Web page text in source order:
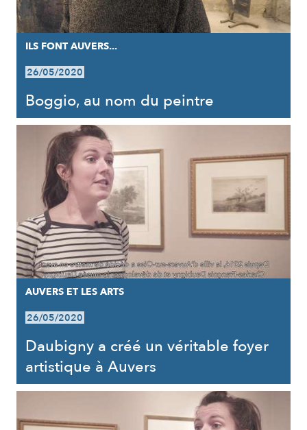
ILS FONT AUVERS...
26/05/2020
Boggio, au nom du peintre
AUVERS ET LES ARTS
26/05/2020
Daubigny a créé un véritable foyer
artistique à Auvers